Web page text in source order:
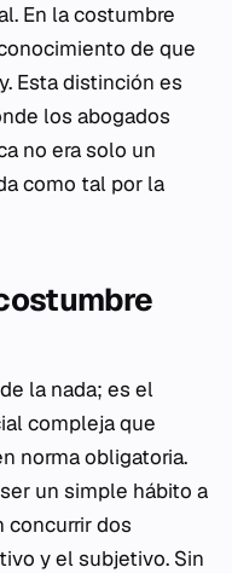
En la costumbre
de que
Esta distinción es
los abogados
no era solo un
como tal por la
la nada; es el
compleja que
norma obligatoria.
un simple hábito a
concurrir dos
y el subjetivo. Sin